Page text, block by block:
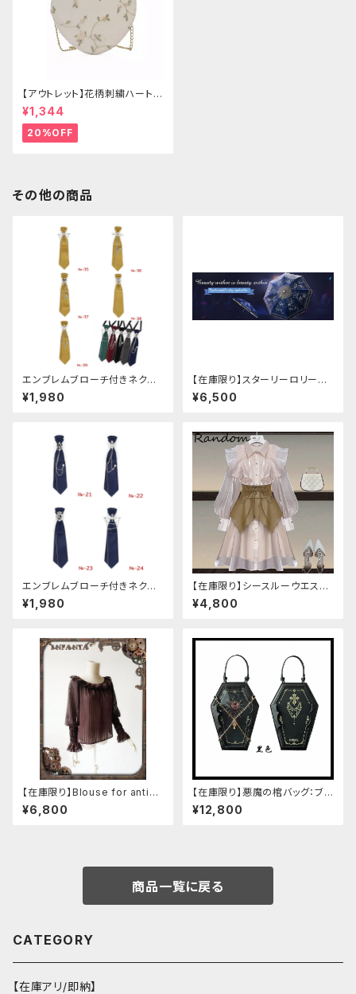
【アウトレット】花柄刺繍ハートバ
ッグ
¥1,344
20%OFF
その他の商品
エンブレムブローチ付きネクタ
イ(イエロー)
¥1,980
【在庫限り】スターリーロリータ
アンブレラ
¥6,500
エンブレムブローチ付きネクタ
イ(ネイビー)
¥1,980
【在庫限り】シースルーウエスト
ベルトワンピースセットアップ（ラ
イトピンク：Lサイズ
¥4,800
【在庫限り】Blouse for antiqu
e automaton
¥6,800
【在庫限り】悪魔の棺バッグ：ブラ
ック
¥12,800
商品一覧に戻る
CATEGORY
【在庫アリ/即納】